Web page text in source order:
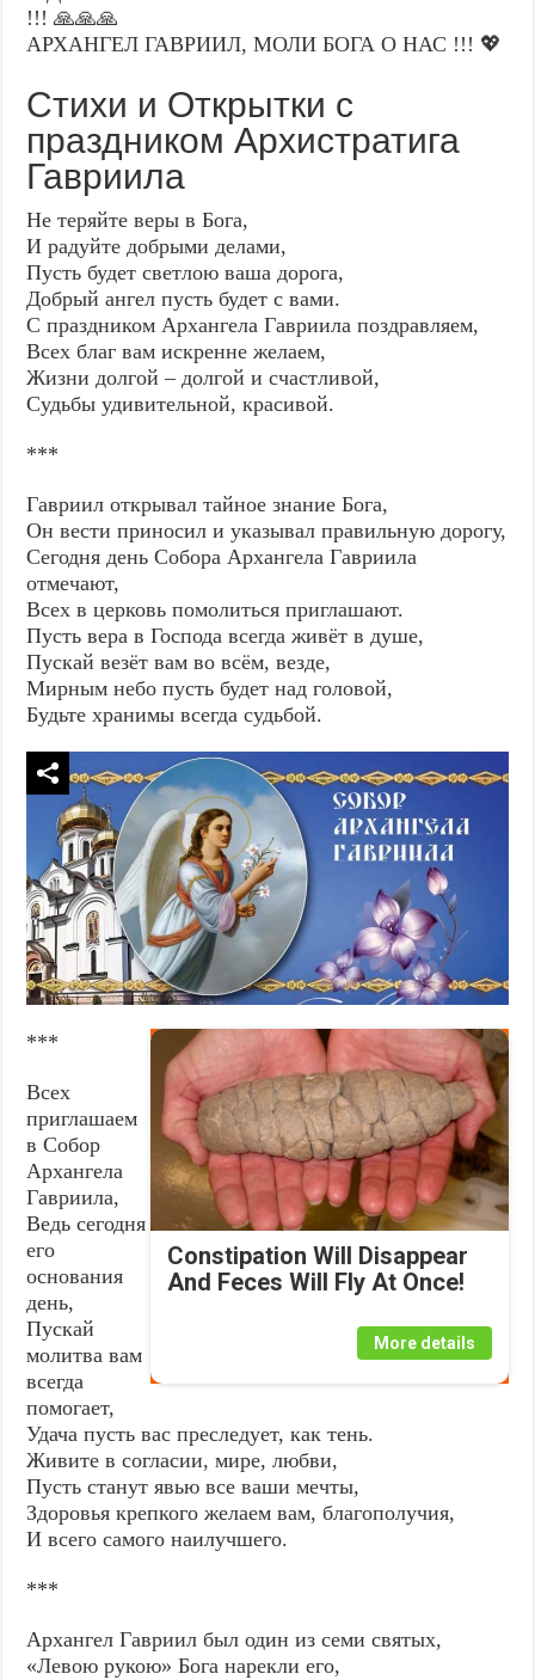
!!! 🙏🙏🙏
АРХАНГЕЛ ГАВРИИЛ, МОЛИ БОГА О НАС !!! 💖
Стихи и Открытки с
праздником Архистратига
Гавриила
Не теряйте веры в Бога,
И радуйте добрыми делами,
Пусть будет светлою ваша дорога,
Добрый ангел пусть будет с вами.
С праздником Архангела Гавриила поздравляем,
Всех благ вам искренне желаем,
Жизни долгой – долгой и счастливой,
Судьбы удивительной, красивой.
***
Гавриил открывал тайное знание Бога,
Он вести приносил и указывал правильную дорогу,
Сегодня день Собора Архангела Гавриила
отмечают,
Всех в церковь помолиться приглашают.
Пусть вера в Господа всегда живёт в душе,
Пускай везёт вам во всём, везде,
Мирным небо пусть будет над головой,
Будьте хранимы всегда судьбой.
Constipation Will Disappear
And Feces Will Fly At Once!
More details
***
Всех
приглашаем
в Собор
Архангела
Гавриила,
Ведь сегодня
его
основания
день,
Пускай
молитва вам
всегда
помогает,
Удача пусть вас преследует, как тень.
Живите в согласии, мире, любви,
Пусть станут явью все ваши мечты,
Здоровья крепкого желаем вам, благополучия,
И всего самого наилучшего.
***
Архангел Гавриил был один из семи святых,
«Левою рукою» Бога нарекли его,